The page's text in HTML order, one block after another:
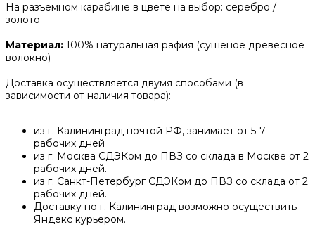
На разъемном карабине в цвете на выбор: серебро /
золото
Материал: 100% натуральная рафия (сушёное древесное
волокно)
Доставка осуществляется двумя способами (в
зависимости от наличия товара):
из г. Калининград почтой РФ, занимает от 5-7
рабочих дней
из г. Москва СДЭКом до ПВЗ со склада в Москве от 2
рабочих дней.
из г. Санкт-Петербург СДЭКом до ПВЗ со склада от 2
рабочих дней.
Доставку по г. Калининград возможно осуществить
Яндекс курьером.